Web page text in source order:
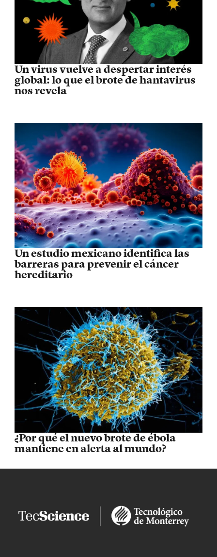
Un virus vuelve a despertar interés
global: lo que el brote de hantavirus
nos revela
Un estudio mexicano identifica las
barreras para prevenir el cáncer
hereditario
¿Por qué el nuevo brote de ébola
mantiene en alerta al mundo?